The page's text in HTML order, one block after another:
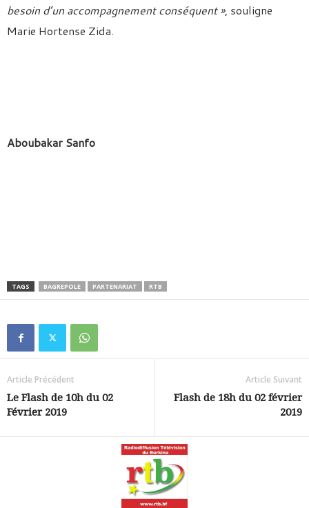
besoin d’un accompagnement conséquent », souligne
Marie Hortense Zida.
Aboubakar Sanfo
TAGS BAGREPOLE PARTENARIAT RTB
Article Précédent
Le Flash de 10h du 02
Février 2019
Article Suivant
Flash de 18h du 02 février
2019